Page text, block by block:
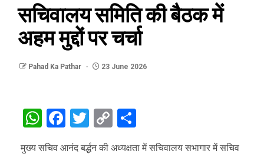
सचिवालय समिति की बैठक में
अहम मुद्दों पर चर्चा
Pahad Ka Pathar 23 June 2026
WhatsApp
Facebook
Twitter
Copy
Link
मुख्य सचिव आनंद बर्द्धन की अध्यक्षता में सचिवालय सभागार में सचिव